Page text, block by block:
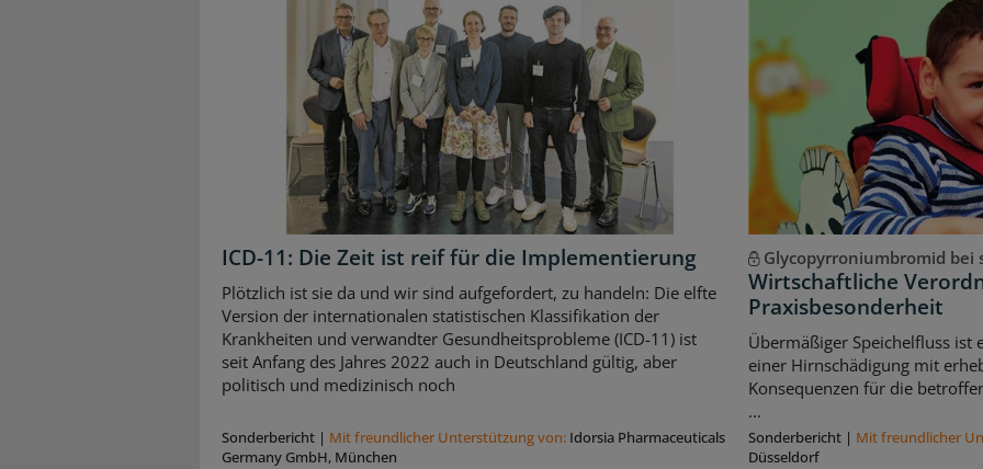
ICD-11: Die Zeit ist reif für die Implementierung
Plötzlich ist sie da und wir sind aufgefordert, zu handeln: Die elfte
Version der internationalen statistischen Klassifikation der
Krankheiten und verwandter Gesundheitsprobleme (ICD-11) ist
seit Anfang des Jahres 2022 auch in Deutschland gültig, aber
politisch und medizinisch noch
Sonderbericht | Mit freundlicher Unterstützung von: Idorsia Pharmaceuticals
Germany GmbH, München
Glycopyrroniumbromid bei
Wirtschaftliche
Praxisbesonderheit
Übermäßiger Speichelfluss ist
einer Hirnschädigung mit
Konsequenzen für die
...
Sonderbericht | Mit freundlicher
Düsseldorf